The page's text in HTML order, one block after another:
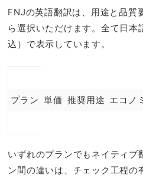
FNJの英語翻訳は、用途と品質
ら選択いただけます。全て日本
込）で表示しています。
プラン 単価 推奨用途 エコノ
いずれのプランでもネイティブ
ン間の違いは、チェック工程の